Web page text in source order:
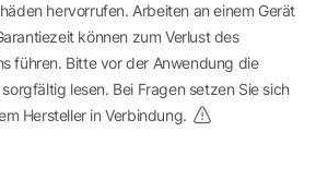
hervorrufen. Arbeiten an einem Gerät
können zum Verlust des
führen. Bitte vor der Anwendung die
lesen. Bei Fragen setzen Sie sich
Hersteller in Verbindung.